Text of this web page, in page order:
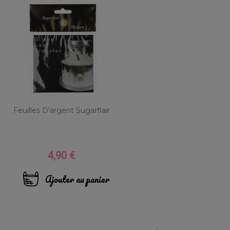
Feuilles D'argent Sugarflair
Prix
4,90 €
Ajouter au panier